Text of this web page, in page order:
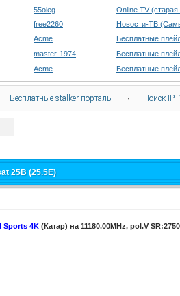
55oleg Online TV
free2260 Новости-ТВ
Acme Бесплатные
master-1974 Бесплатные
Acme Бесплатные
Бесплатные stalker порталы · Поиск
25B (25.5E)
Sports 4K (Катар) на 11180.00MHz, pol.V